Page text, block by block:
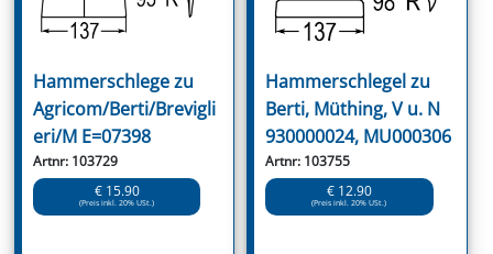
Hammerschlege zu
Agricom/Berti/Brevigli
eri/M E=07398
Artnr: 103729
€ 15.90
(Preis inkl. 20% USt.)
Hammerschlegel zu
Berti, Müthing, V u. N
930000024, MU000306
Artnr: 103755
€ 12.90
(Preis inkl. 20% USt.)